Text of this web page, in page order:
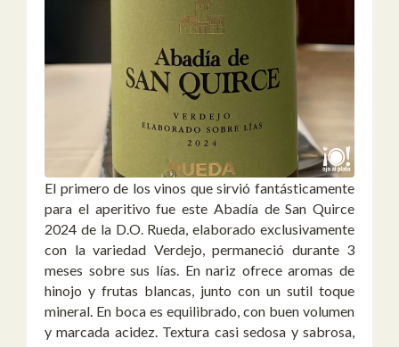
El primero de los vinos que sirvió fantásticamente
para el aperitivo fue este Abadía de San Quirce
2024 de la D.O. Rueda, elaborado exclusivamente
con la variedad Verdejo, permaneció durante 3
meses sobre sus lías. En nariz ofrece aromas de
hinojo y frutas blancas, junto con un sutil toque
mineral. En boca es equilibrado, con buen volumen
y marcada acidez. Textura casi sedosa y sabrosa,